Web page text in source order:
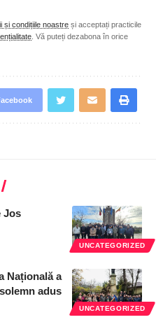
și condițiile noastre și acceptați practicile
. Vă puteți dezabona în orice
UNCATEGORIZED
Jos
UNCATEGORIZED
Națională a
adus